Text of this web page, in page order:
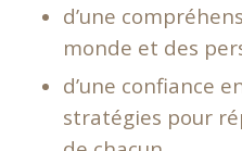
d’une
monde et des
d’une confiance
stratégies pour